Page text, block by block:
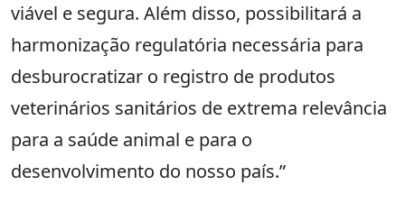
viável e segura. Além disso, possibilitará a
harmonização regulatória necessária para
desburocratizar o registro de produtos
veterinários sanitários de extrema relevância
para a saúde animal e para o
desenvolvimento do nosso país.”